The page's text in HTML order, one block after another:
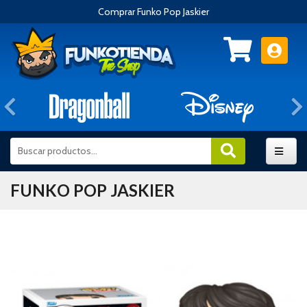
Comprar Funko Pop Jaskier
Anterior
FUNKO POP JASKIER